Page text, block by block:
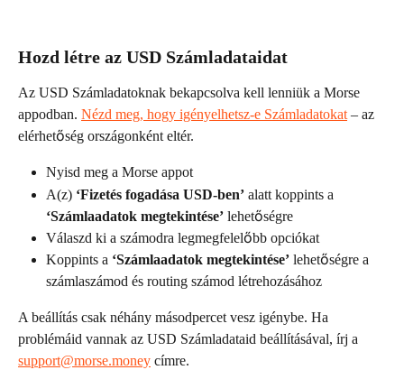
Hozd létre az USD Számladataidat
Az USD Számladatoknak bekapcsolva kell lenniük a Morse
appodban. Nézd meg, hogy igényelhetsz-e Számladatokat – az
elérhetőség országonként eltér.
Nyisd meg a Morse appot
A(z) ‘Fizetés fogadása USD-ben’ alatt koppints a
‘Számlaadatok megtekintése’ lehetőségre
Válaszd ki a számodra legmegfelelőbb opciókat
Koppints a ‘Számlaadatok megtekintése’ lehetőségre a
számlaszámod és routing számod létrehozásához
A beállítás csak néhány másodpercet vesz igénybe. Ha
problémáid vannak az USD Számladataid beállításával, írj a
support@morse.money címre.